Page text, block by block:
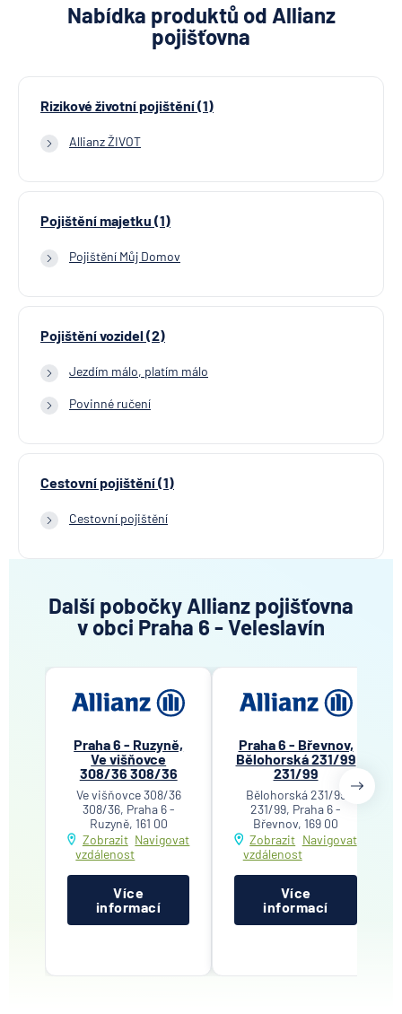
Nabídka produktů od Allianz
pojišťovna
Rizikové životní pojištění (1)
Allianz ŽIVOT
Pojištění majetku (1)
Pojištění Můj Domov
Pojištění vozidel (2)
Jezdím málo, platím málo
Povinné ručení
Cestovní pojištění (1)
Cestovní pojištění
Další pobočky Allianz pojišťovna
v obci Praha 6 - Veleslavín
Praha 6 - Ruzyně,
Ve višňovce
308/36 308/36
Ve višňovce 308/36
308/36, Praha 6 -
Ruzyně, 161 00
Zobrazit
vzdálenost
Navigovat
Více
informací
Praha 6 - Břevnov,
Bělohorská 231/99
231/99
Bělohorská 231/99
231/99, Praha 6 -
Břevnov, 169 00
Zobrazit
vzdálenost
Navigovat
Více
informací